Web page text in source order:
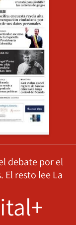
debate por el
El resto lee La